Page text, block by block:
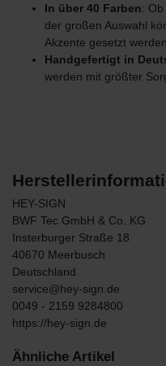
In über 40 Farben:
der großen Auswahl
Akzente gesetzt werden
Handgefertigt in
werden mit größter
HEY-SIGN
BWF Tec GmbH & Co. KG
Insterburger Straße 18
40670 Meerbusch
Deutschland
service@hey-sign.de
0049 - 2159 9284800
https://hey-sign.de
Ähnliche Artikel